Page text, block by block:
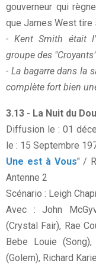
gouverneur qui
que James West tire
- Kent Smith était
groupe des
- La bagarre dans la
complète fort bien
3.13 - La Nuit du
Diffusion le : 01
le : 15 Septembre
Une est à Vous" /
Antenne 2
Scénario : Leigh
Avec : John
(Crystal Fair), Rae
Bebe Louie
(Golem), Richard